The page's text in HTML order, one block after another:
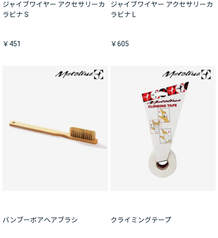
ジャイブワイヤー アクセサリーカ
ラビナ S
￥451
ジャイブワイヤー アクセサリーカ
ラビナ L
￥605
バンブーボアヘアブラシ クライミングテープ